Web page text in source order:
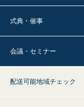
式典・催事
会議・セミナー
配送可能地域チェック